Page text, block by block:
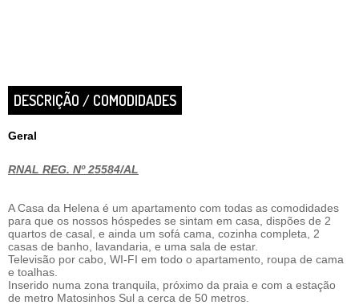
DESCRIÇÃO / COMODIDADES
Geral
RNAL REG. Nº 25584/AL
A Casa da Helena é um apartamento com todas as comodidades
para que os nossos hóspedes se sintam em casa, dispões de 2
quartos de casal, e ainda um sofá cama, cozinha completa, 2
casas de banho, lavandaria, e uma sala de estar.
Televisão por cabo, WI-FI em todo o apartamento, roupa de cama
e toalhas.
Inserido numa zona tranquila, próximo da praia e com a estação
de metro Matosinhos Sul a cerca de 50 metros.